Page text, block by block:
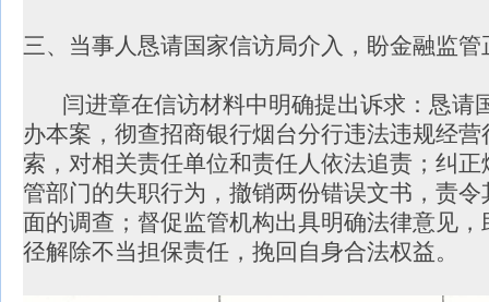
三、当事人恳请国家信访局介入，盼金融监管
闫进章在信访材料中明确提出诉求：恳请
办本案，彻查招商银行烟台分行违法违规经
索，对相关责任单位和责任人依法追责；纠
管部门的失职行为，撤销两份错误文书，责
面的调查；督促监管机构出具明确法律意见
径解除不当担保责任，挽回自身合法权益。